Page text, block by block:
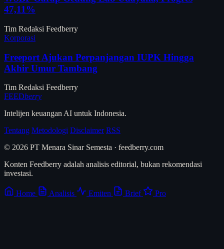
47,11%
Tim Redaksi Feedberry
Korporasi
Freeport Ajukan Perpanjangan IUPK Hingga
Akhir Umur Tambang
Tim Redaksi Feedberry
FEEDberry
Intelijen keuangan AI untuk Indonesia.
Tentang Metodologi Disclaimer RSS
© 2026 PT Menara Sinar Semesta · feedberry.com
Konten Feedberry adalah analisis editorial, bukan rekomendasi
investasi.
Home Analisis Emiten Brief Pro